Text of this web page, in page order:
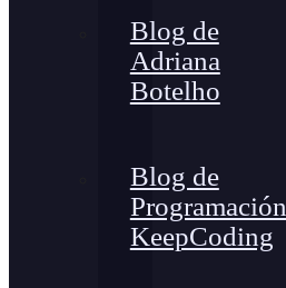
Blog de
Adriana
Botelho
Blog de
Programación
KeepCoding